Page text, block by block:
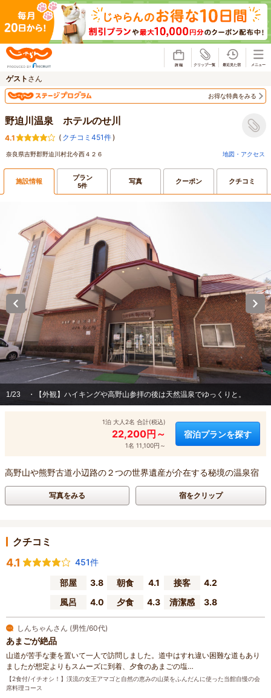
ゲスト さん
お得な特典をみる
野迫川温泉 ホテルのせ川
4.1 ( クチコミ451件)
奈良県吉野郡野迫川村北今西４２６ 地図・アクセス
施設情報 プラン
5件 写真 クーポン クチコミ
1/23 ・【外観】ハイキングや高野山参拝の後は天然温泉でゆっくりと。
1泊 大人2名 合計(税込)
22,200円～
1名 11,100円～
宿泊プランを探す
高野山や熊野古道小辺路の２つの世界遺産が介在する秘境の温泉宿
写真をみる 宿をクリップ
クチコミ
4.1
451件
部屋
3.8 朝食 4.1 接客
4.2
風呂
4.0 夕食 4.3 清潔感 3.8
しんちゃんさん (男性/60代)
あまごが絶品
山道が苦手な妻を置いて一人で訪問しました。道中はすれ違い困難な道もあり
ましたが想定よりもスムーズに到着、夕食のあまごの塩…
【2食付/イチオシ！】渓流の女王アマゴと自然の恵みの山菜をふんだんに使った当館自慢の会
席料理コース